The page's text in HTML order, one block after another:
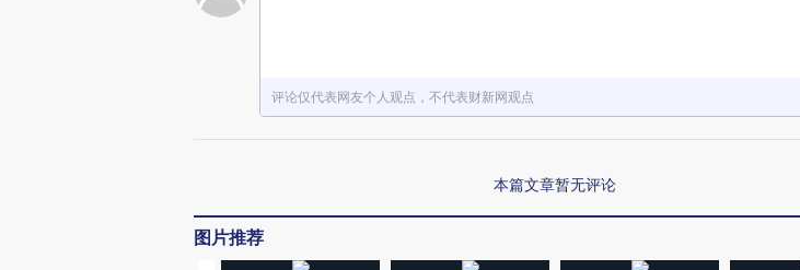
评论仅代表网友个人观点，不代表财新网观点
本篇文章暂无评论
图片推荐